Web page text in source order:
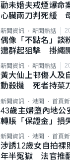
勸未婚夫戒煙爆
心臟兩刀判死緩
新聞資訊 新聞熱話
偶像「不點名」
遭群起狙擊 掛繩
新聞資訊 新聞熱話
黃大仙上邨傷人
動殺機 死者持菜
新聞資訊 港聞 首頁
43歲主婦墮內地
轉賬「保證金」損
新聞資訊 港聞 首頁
涉誘12歲女自拍
年半冤獄 法官推